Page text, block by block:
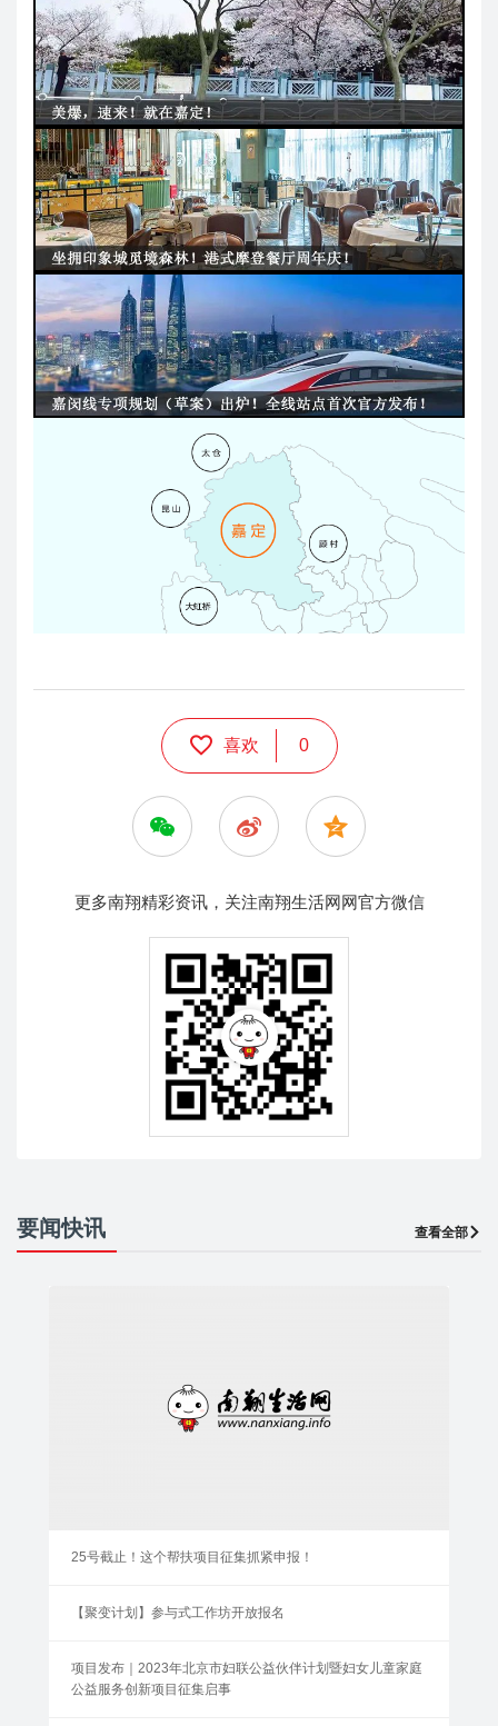
喜欢 0
更多南翔精彩资讯，关注南翔生活网网官方微信
要闻快讯 查看全部
25号截止！这个帮扶项目征集抓紧申报！
【聚变计划】参与式工作坊开放报名
项目发布｜2023年北京市妇联公益伙伴计划暨妇女儿童家庭
公益服务创新项目征集启事